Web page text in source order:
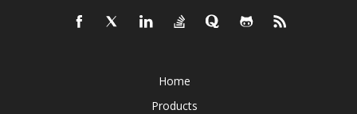
Home
Products